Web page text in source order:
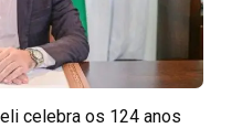
celebra os 124 anos